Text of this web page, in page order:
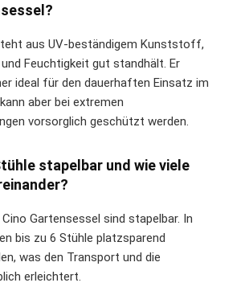
aus UV-beständigem Kunststoff,
Feuchtigkeit gut standhält. Er
ideal für den dauerhaften Einsatz im
aber bei extremen
vorsorglich geschützt werden.
stapelbar und wie viele
Gartensessel sind stapelbar. In
bis zu 6 Stühle platzsparend
was den Transport und die
erleichtert.